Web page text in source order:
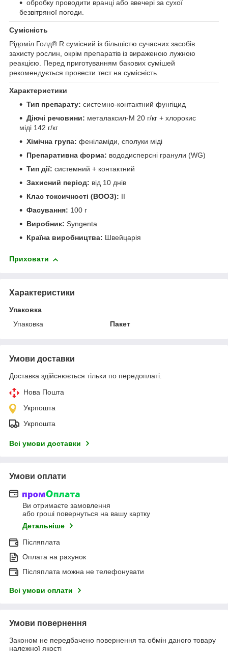
обробку проводити вранці або ввечері за сухої
безвітряної погоди.
Сумісність
Рідоміл Голд® R сумісний із більшістю сучасних засобів
захисту рослин, окрім препаратів із вираженою лужною
реакцією. Перед приготуванням бакових сумішей
рекомендується провести тест на сумісність.
Характеристики
Тип препарату: системно-контактний фунгіцид
Діючі речовини: металаксил-М 20 г/кг + хлорокис
міді 142 г/кг
Хімічна група: феніламіди, сполуки міді
Препаративна форма: вододисперсні гранули (WG)
Тип дії: системний + контактний
Захисний період: від 10 днів
Клас токсичності (ВООЗ): II
Фасування: 100 г
Виробник: Syngenta
Країна виробництва: Швейцарія
Приховати
Характеристики
Упаковка
Упаковка
Пакет
Умови доставки
Доставка здійснюється тільки по передоплаті.
Нова Пошта
Укрпошта
Укрпошта
Всі умови доставки
Умови оплати
Ви отримаєте замовлення
або гроші повернуться на вашу картку
Детальніше
Післяплата
Оплата на рахунок
Післяплата можна не телефонувати
Всі умови оплати
Умови повернення
Законом не передбачено повернення та обмін даного товару
належної якості